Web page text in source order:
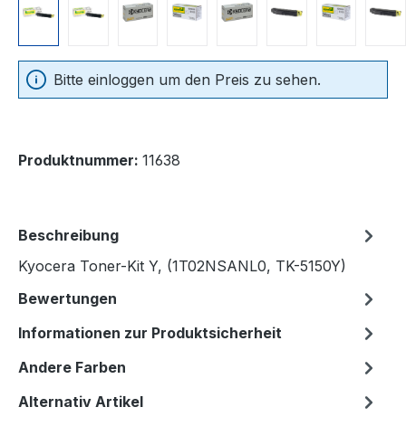
Bitte einloggen um den Preis zu sehen.
Produktnummer: 11638
Beschreibung
Kyocera Toner-Kit Y, (1T02NSANL0, TK-5150Y)
Bewertungen
Informationen zur Produktsicherheit
Andere Farben
Alternativ Artikel